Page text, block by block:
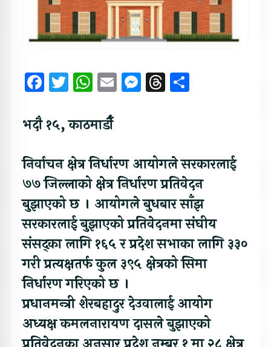
Facebook
Twitter
WhatsApp
EmailMessenger
Threads
भदौ १५, काठमाडौँ
निर्वाचन क्षेत्र निर्धारण आयोगले सरकारलाई
७७ जिल्लाको क्षेत्र निर्धारण प्रतिवेदन
बुझाएको छ । आयोगले बुधबार साँझ
सरकारलाई बुझाएको प्रतिवेदनमा संघीय
संसद्का लागि १६५ र प्रदेश सभाका लागि ३३०
गरी प्रत्यक्षतर्फ कुल ३९५ क्षेत्रको सिमा
निर्धारण गरिएको छ ।
प्रधानमन्त्री शेरबहादुर देउवालाई आयोग
अध्यक्ष कमलनारायण दासले बुझाएको